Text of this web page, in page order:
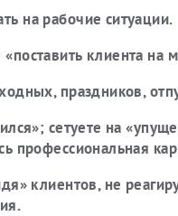
на рабочие ситуации.
клиента на
праздников,
сетуете на
профессиональная
клиентов, не